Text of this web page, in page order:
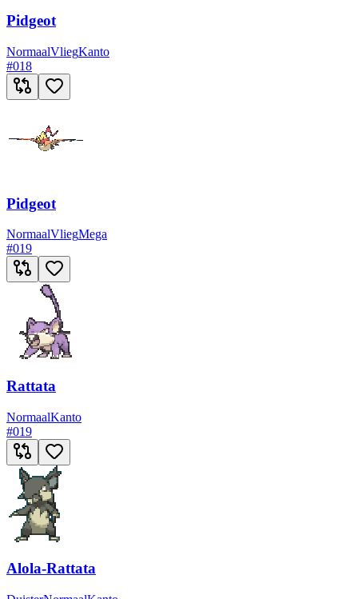
Pidgeot
NormaalVliegKanto
#018
Pidgeot
NormaalVliegMega
#019
Rattata
NormaalKanto
#019
Alola-Rattata